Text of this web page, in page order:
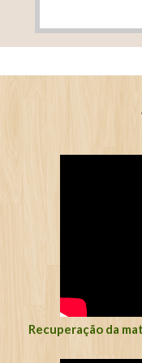
Recuperação da